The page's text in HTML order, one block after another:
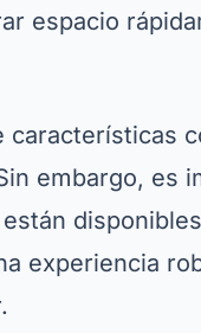
espacio
características
embargo, es
experiencia